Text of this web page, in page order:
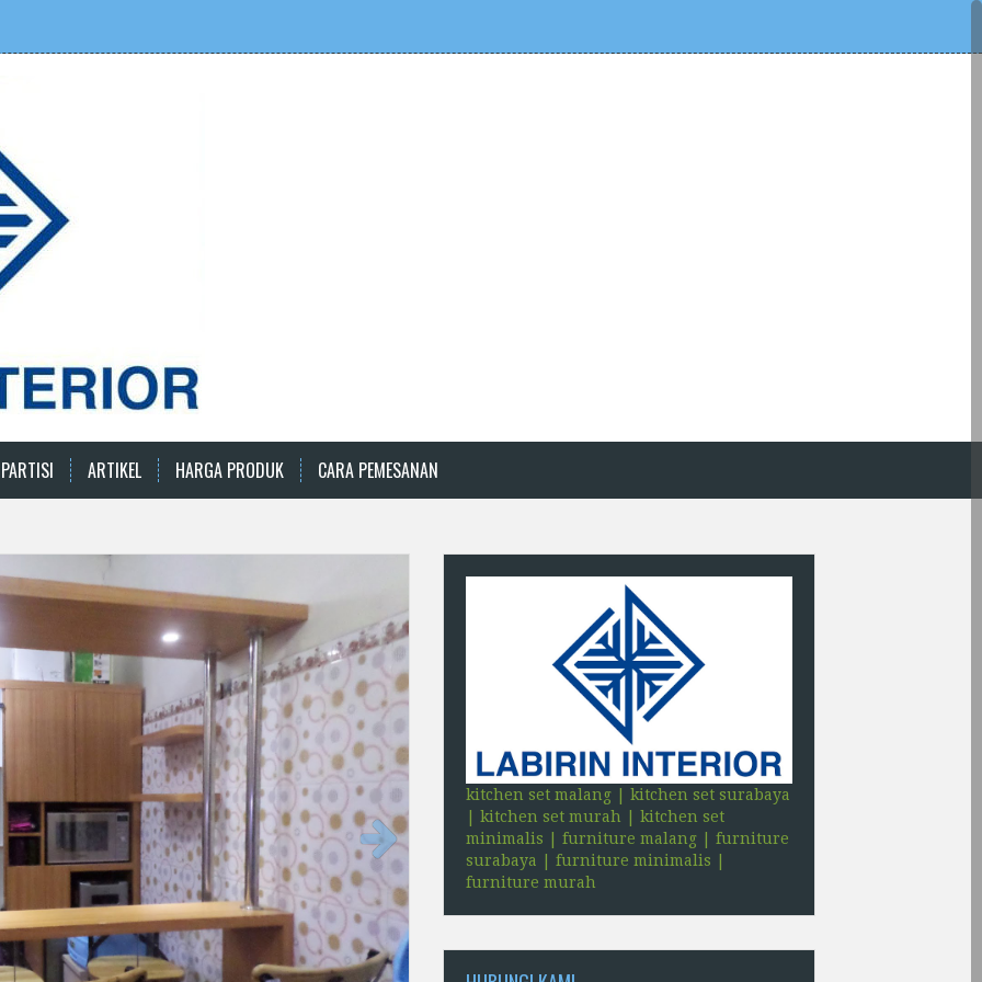
PARTISI ARTIKEL HARGA PRODUK CARA PEMESANAN
FURNITURE KANTOR
Next
kitchen set malang | kitchen set surabaya
| kitchen set murah | kitchen set
minimalis | furniture malang | furniture
surabaya | furniture minimalis |
furniture murah